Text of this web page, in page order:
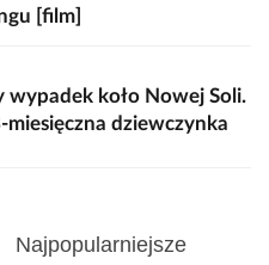
[film]
wypadek koło Nowej Soli.
miesięczna dziewczynka
Najpopularniejsze